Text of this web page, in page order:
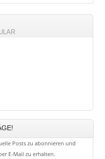
Posts zu abonnieren und
E-Mail zu erhalten.